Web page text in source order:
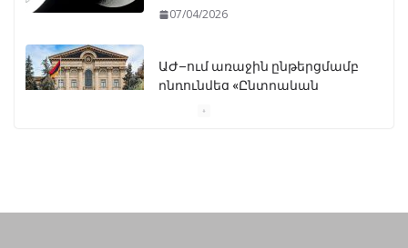
07/04/2026
ԱԺ–ում առաջին ընթերցմամբ
ընդունվեց «Ընտրական
կբողոքարկի Գարեգին